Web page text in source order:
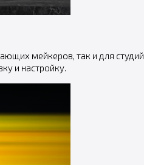
мейкеров, так и для студий
и настройку.